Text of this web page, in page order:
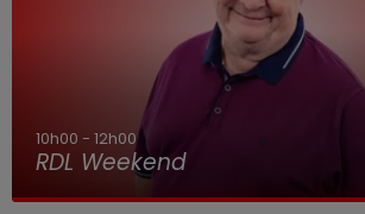
10h00 - 12h00
RDL Weekend